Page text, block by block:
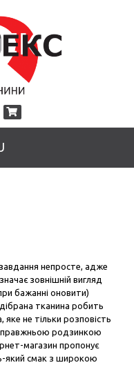
непросте, адже
зовнішній вигляд
бажанні оновити)
тканина робить
не тільки розповість
родзинкою
магазин пропонує
який смак з широкою